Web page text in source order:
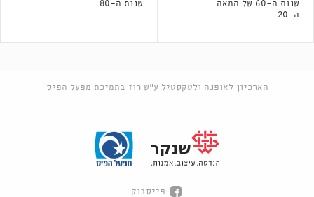
שנות ה-60 של המאה
ה-20
שנות ה-80
הארכיון לאופנה ולטקסטיל ע"ש רוז בתמיכת מפעל הפיס
פייסבוק